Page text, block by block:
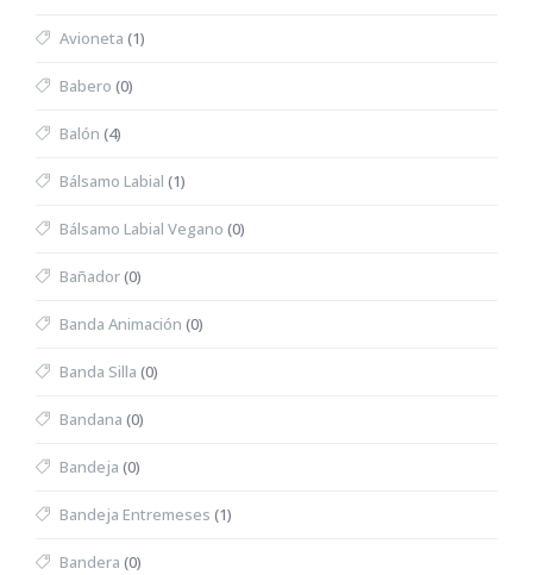
Avioneta (1)
Babero (0)
Balón (4)
Bálsamo Labial (1)
Bálsamo Labial Vegano (0)
Bañador(0)
Banda Animación (0)
Banda Silla (0)
Bandana (0)
Bandeja (0)
Bandeja Entremeses (1)
Bandera (0)